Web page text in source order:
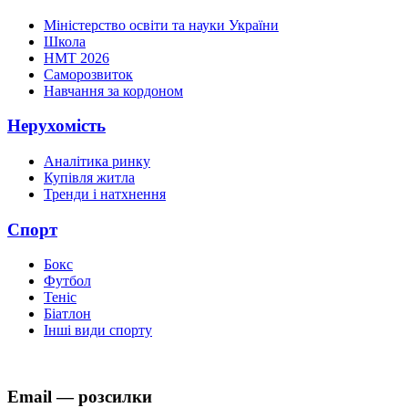
Міністерство освіти та науки України
Школа
НМТ 2026
Саморозвиток
Навчання за кордоном
Нерухомість
Аналітика ринку
Купівля житла
Тренди і натхнення
Спорт
Бокс
Футбол
Теніс
Біатлон
Інші види спорту
Email — розсилки